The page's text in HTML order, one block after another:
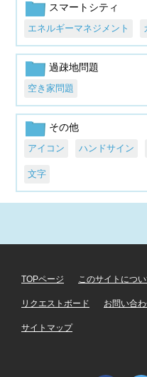
スマートシティ
エネルギーマネジメント
過疎地問題
空き家問題
その他
アイコン ハンドサイン
文字
TOPページ このサイトにつ
リクエストボード お問い合
サイトマップ